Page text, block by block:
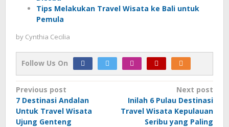
Tips Melakukan Travel Wisata ke Bali untuk
Pemula
by Cynthia Cecilia
Follow Us On
Post
navigation
Previous post
7 Destinasi Andalan
Untuk Travel Wisata
Ujung Genteng
Next post
Inilah 6 Pulau Destinasi
Travel Wisata Kepulauan
Seribu yang Paling